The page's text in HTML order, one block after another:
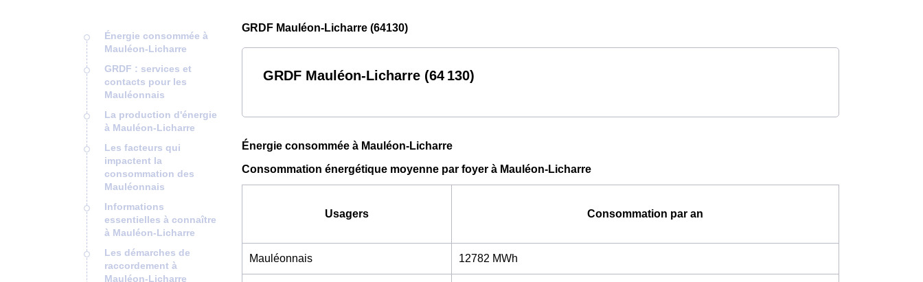
Énergie consommée à
Mauléon-Licharre
GRDF : services et
contacts pour les
Mauléonnais
La production d'énergie
à Mauléon-Licharre
Les facteurs qui
impactent la
consommation des
Mauléonnais
Informations
essentielles à connaître
à Mauléon-Licharre
Les démarches de
raccordement à
Mauléon-Licharre
GRDF Mauléon-Licharre (64130)
GRDF Mauléon-Licharre (64 130)
Énergie consommée à Mauléon-Licharre
Consommation énergétique moyenne par foyer à Mauléon-Licharre
Usagers Consommation par an
Mauléonnais 12782 MWh